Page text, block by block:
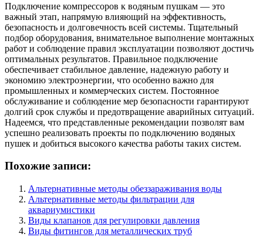
Подключение компрессоров к водяным пушкам — это
важный этап, напрямую влияющий на эффективность,
безопасность и долговечность всей системы. Тщательный
подбор оборудования, внимательное выполнение монтажных
работ и соблюдение правил эксплуатации позволяют достичь
оптимальных результатов. Правильное подключение
обеспечивает стабильное давление, надежную работу и
экономию электроэнергии, что особенно важно для
промышленных и коммерческих систем. Постоянное
обслуживание и соблюдение мер безопасности гарантируют
долгий срок службы и предотвращение аварийных ситуаций.
Надеемся, что представленные рекомендации позволят вам
успешно реализовать проекты по подключению водяных
пушек и добиться высокого качества работы таких систем.
Похожие записи:
Альтернативные методы обеззараживания воды
Альтернативные методы фильтрации для
аквариумистики
Виды клапанов для регулировки давления
Виды фитингов для металлических труб